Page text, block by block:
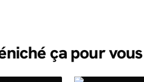
ça pour vous